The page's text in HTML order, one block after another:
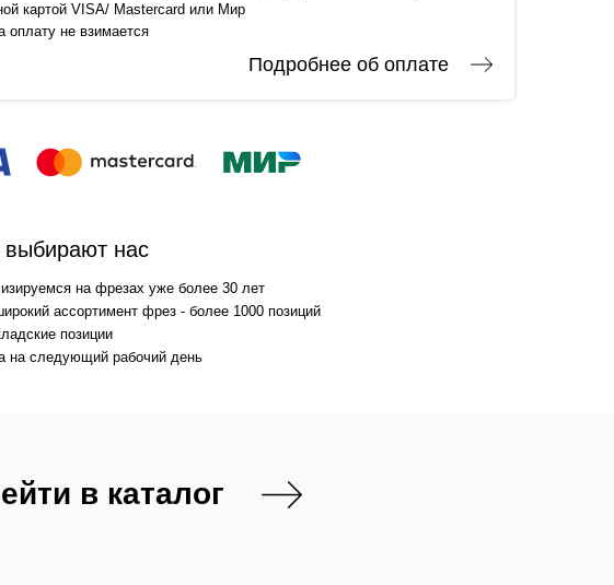
картой VISA/ Mastercard или Мир
оплату не взимается
Подробнее об оплате
нас
на фрезах уже более 30 лет
ассортимент фрез - более 1000 позиций
позиции
на следующий рабочий день
в каталог